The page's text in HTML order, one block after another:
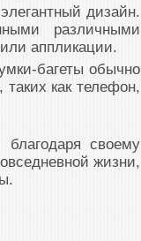
дизайн.
различными
аппликации.
багеты обычно
как телефон,
своему
жизни,